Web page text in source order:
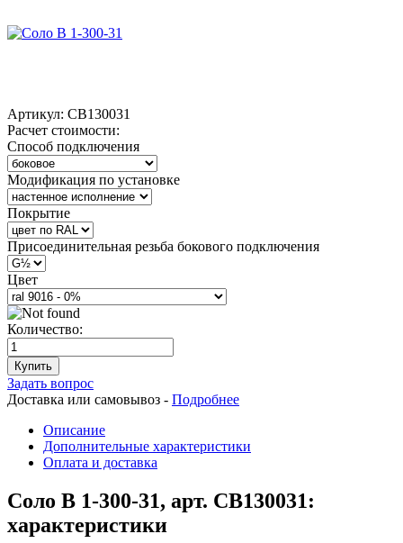
Артикул: СВ130031
Расчет стоимости:
Способ подключения
Модификация по установке
Покрытие
Присоединительная резьба бокового подключения
Цвет
Количество:
Купить
Задать вопрос
Доставка или самовывоз - Подробнее
Описание
Дополнительные характеристики
Оплата и доставка
Соло В 1-300-31, арт. СВ130031:
характеристики